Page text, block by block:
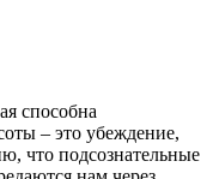
способна
– это убеждение,
что подсознательные